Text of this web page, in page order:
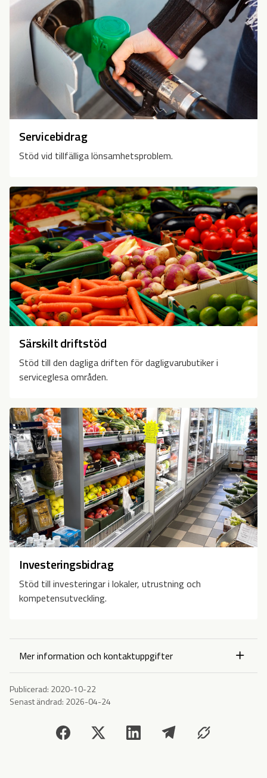
Servicebidrag
Stöd vid tillfälliga lönsamhetsproblem.
Särskilt driftstöd
Stöd till den dagliga driften för dagligvarubutiker i
serviceglesa områden.
Investeringsbidrag
Stöd till investeringar i lokaler, utrustning och
kompetensutveckling.
Mer information och kontaktuppgifter
Publicerad: 2020-10-22
Senast ändrad: 2026-04-24